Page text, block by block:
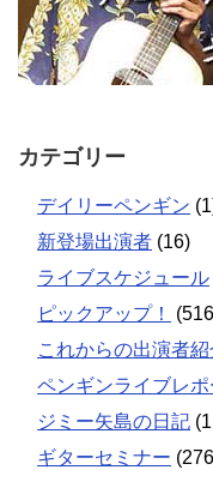
カテゴリー
デイリーペンギン
新登場出演者 (16)
ライブスケジュール
ピックアップ！
これからの出演者紹
ペンギンライブレポ
ジミー矢島の日記
ギターセミナー